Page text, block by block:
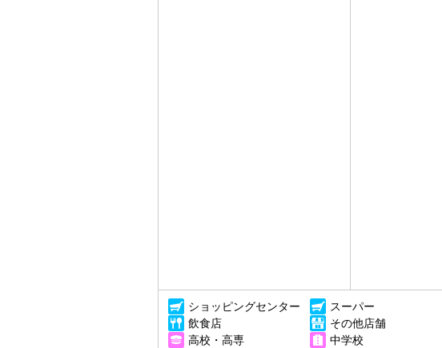
ショッピングセンター スーパー
飲食店
その他店舗
高校・高専
中学校